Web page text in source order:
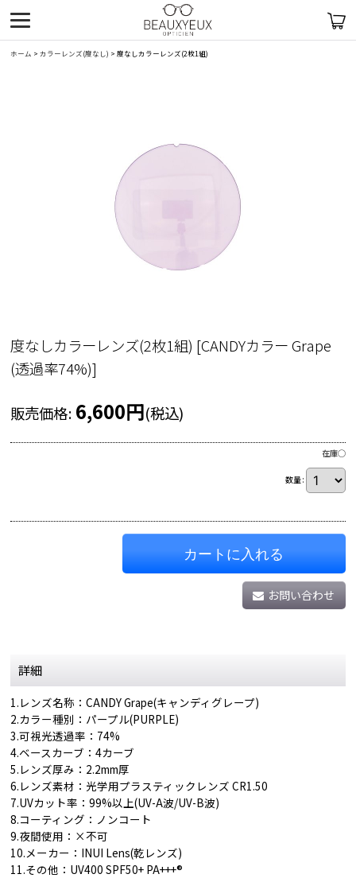
ホーム > カラーレンズ(度なし) > 度なしカラーレンズ(2枚1組)
度なしカラーレンズ(2枚1組) [CANDYカラー Grape
(透過率74%)]
販売価格: 6,600円(税込)
在庫◯
数量:
カートに入れる
お問い合わせ
詳細
1.レンズ名称：CANDY Grape(キャンディグレープ)
2.カラー種別：パープル(PURPLE)
3.可視光透過率：74%
4.ベースカーブ：4カーブ
5.レンズ厚み：2.2mm厚
6.レンズ素材：光学用プラスティックレンズ CR1.50
7.UVカット率：99%以上(UV-A波/UV-B波)
8.コーティング：ノンコート
9.夜間使用：×不可
10.メーカー：INUI Lens(乾レンズ)
11.その他：UV400 SPF50+ PA+++®︎